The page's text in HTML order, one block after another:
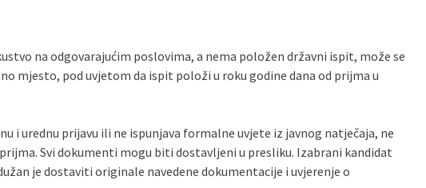
na odgovarajućim poslovima, a nema položen državni ispit, može se
mjesto, pod uvjetom da ispit položi u roku godine dana od prijma u
i urednu prijavu ili ne ispunjava formalne uvjete iz javnog natječaja, ne
Svi dokumenti mogu biti dostavljeni u presliku. Izabrani kandidat
je dostaviti originale navedene dokumentacije i uvjerenje o